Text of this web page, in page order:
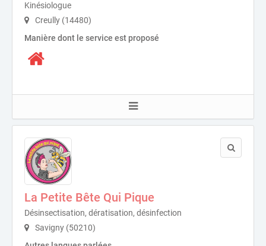
Kinésiologue
Creully (14480)
Manière dont le service est proposé
La Petite Bête Qui Pique
Désinsectisation, dératisation, désinfection
Savigny (50210)